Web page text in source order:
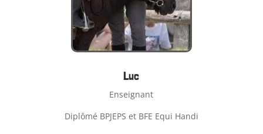
Luc
Enseignant
Diplômé BPJEPS et BFE Equi Handi